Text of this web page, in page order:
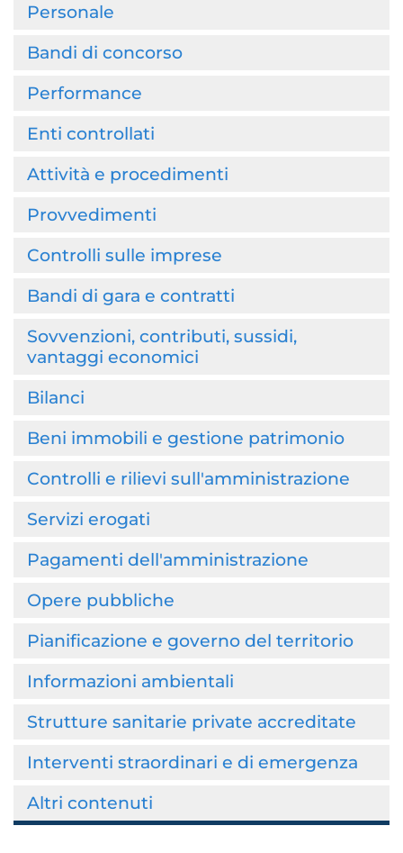
Personale
Bandi di concorso
Performance
Enti controllati
Attività e procedimenti
Provvedimenti
Controlli sulle imprese
Bandi di gara e contratti
Sovvenzioni, contributi, sussidi,
vantaggi economici
Bilanci
Beni immobili e gestione patrimonio
Controlli e rilievi sull'amministrazione
Servizi erogati
Pagamenti dell'amministrazione
Opere pubbliche
Pianificazione e governo del territorio
Informazioni ambientali
Strutture sanitarie private accreditate
Interventi straordinari e di emergenza
Altri contenuti